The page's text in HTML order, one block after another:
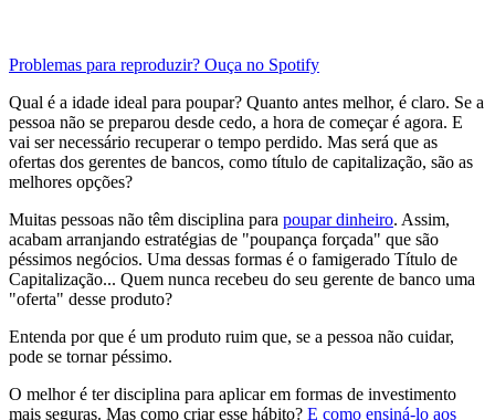
Problemas para reproduzir? Ouça no Spotify
Qual é a idade ideal para poupar? Quanto antes melhor, é claro. Se a
pessoa não se preparou desde cedo, a hora de começar é agora. E
vai ser necessário recuperar o tempo perdido. Mas será que as
ofertas dos gerentes de bancos, como título de capitalização, são as
melhores opções?
Muitas pessoas não têm disciplina para poupar dinheiro. Assim,
acabam arranjando estratégias de "poupança forçada" que são
péssimos negócios. Uma dessas formas é o famigerado Título de
Capitalização... Quem nunca recebeu do seu gerente de banco uma
"oferta" desse produto?
Entenda por que é um produto ruim que, se a pessoa não cuidar,
pode se tornar péssimo.
O melhor é ter disciplina para aplicar em formas de investimento
mais seguras. Mas como criar esse hábito? E como ensiná-lo aos